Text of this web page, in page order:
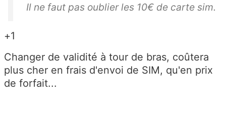
Il ne faut pas oublier les 10€ de carte sim.
+1
Changer de validité à tour de bras, coûtera
plus cher en frais d'envoi de SIM, qu'en prix
de forfait...